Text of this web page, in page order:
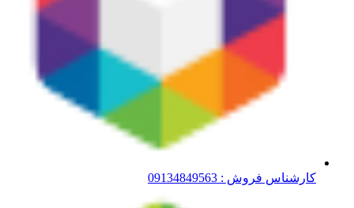
کارشناس فروش : 09134849563